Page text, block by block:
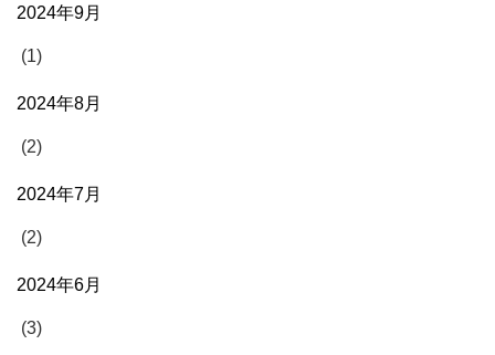
2024年9月
(1)
2024年8月
(2)
2024年7月
(2)
2024年6月
(3)